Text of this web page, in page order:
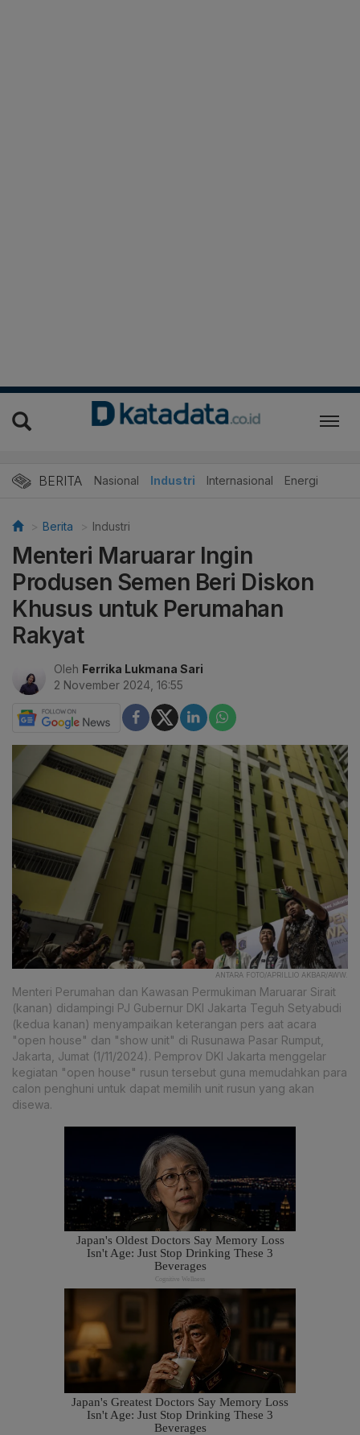
BERITA Nasional Industri Internasional Energi
Berita Industri
Menteri Maruarar Ingin
Produsen Semen Beri Diskon
Khusus untuk Perumahan
Rakyat
Oleh Ferrika Lukmana Sari
2 November 2024, 16:55
ANTARA FOTO/APRILLIO AKBAR/AWW.
Menteri Perumahan dan Kawasan Permukiman Maruarar Sirait
(kanan) didampingi PJ Gubernur DKI Jakarta Teguh Setyabudi
(kedua kanan) menyampaikan keterangan pers aat acara
"open house" dan "show unit" di Rusunawa Pasar Rumput,
Jakarta, Jumat (1/11/2024). Pemprov DKI Jakarta menggelar
kegiatan "open house" rusun tersebut guna memudahkan para
calon penghuni untuk dapat memilih unit rusun yang akan
disewa.